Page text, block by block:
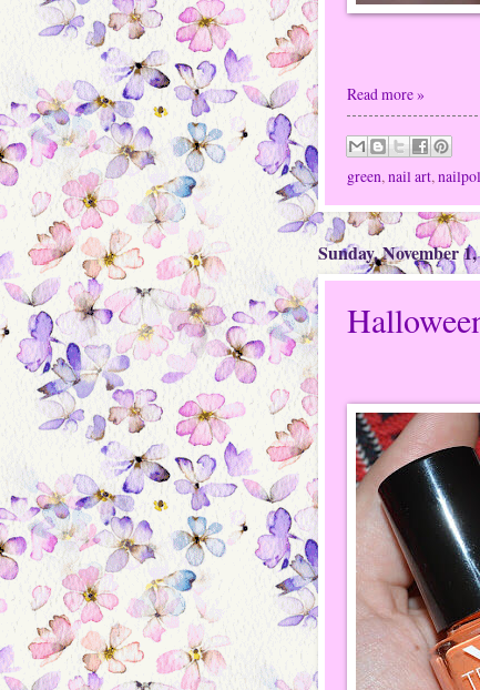
Read more »
green,nail art,
Sunday, November